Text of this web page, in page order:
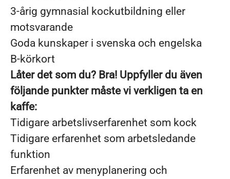
3-årig gymnasial kockutbildning eller
motsvarande
Goda kunskaper i svenska och engelska
B-körkort
Låter det som du? Bra! Uppfyller du även
följande punkter måste vi verkligen ta en
kaffe:
Tidigare arbetslivserfarenhet som kock
Tidigare erfarenhet som arbetsledande
funktion
Erfarenhet av menyplanering och